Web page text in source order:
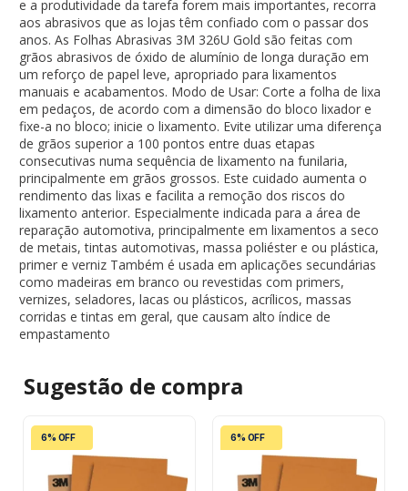
e a produtividade da tarefa forem mais importantes, recorra
aos abrasivos que as lojas têm confiado com o passar dos
anos. As Folhas Abrasivas 3M 326U Gold são feitas com
grãos abrasivos de óxido de alumínio de longa duração em
um reforço de papel leve, apropriado para lixamentos
manuais e acabamentos. Modo de Usar: Corte a folha de lixa
em pedaços, de acordo com a dimensão do bloco lixador e
fixe-a no bloco; inicie o lixamento. Evite utilizar uma diferença
de grãos superior a 100 pontos entre duas etapas
consecutivas numa sequência de lixamento na funilaria,
principalmente em grãos grossos. Este cuidado aumenta o
rendimento das lixas e facilita a remoção dos riscos do
lixamento anterior. Especialmente indicada para a área de
reparação automotiva, principalmente em lixamentos a seco
de metais, tintas automotivas, massa poliéster e ou plástica,
primer e verniz Também é usada em aplicações secundárias
como madeiras em branco ou revestidas com primers,
vernizes, seladores, lacas ou plásticos, acrílicos, massas
corridas e tintas em geral, que causam alto índice de
empastamento
Sugestão de compra
6% OFF 6% OFF